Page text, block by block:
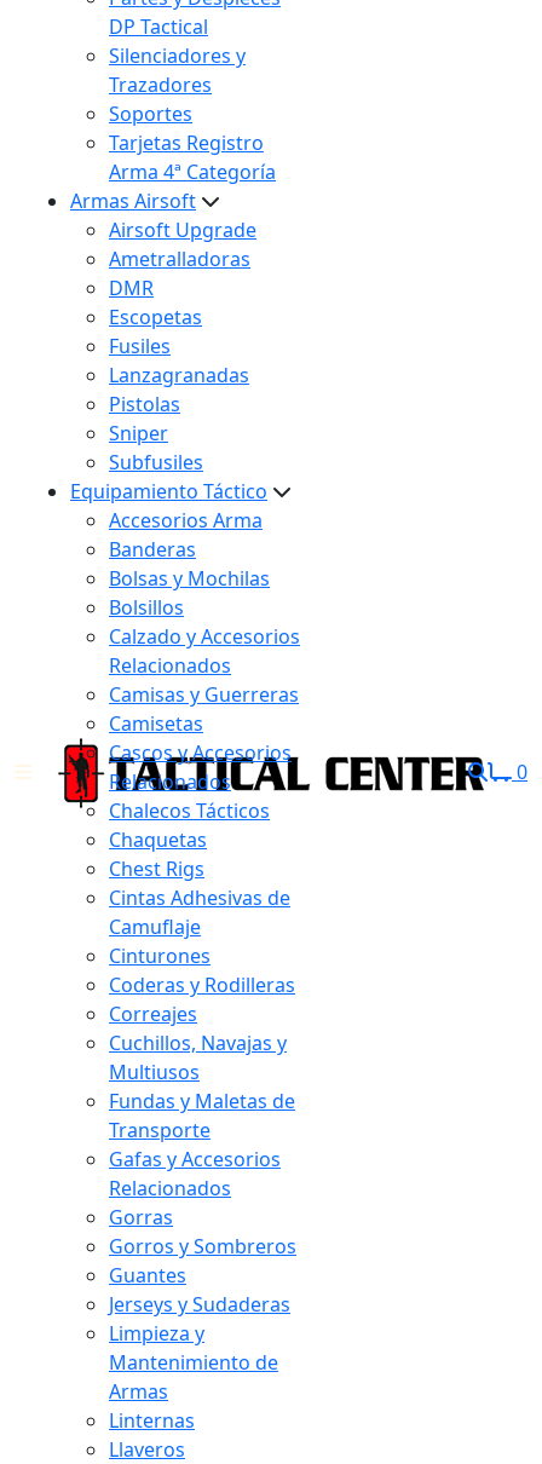
DP Tactical
Silenciadores y
Trazadores
Soportes
Tarjetas Registro
Arma 4ª Categoría
Armas Airsoft
Airsoft Upgrade
Ametralladoras
DMR
Escopetas
Fusiles
Lanzagranadas
Pistolas
Sniper
Subfusiles
Equipamiento Táctico
Accesorios Arma
Banderas
Bolsas y Mochilas
Bolsillos
Calzado y Accesorios
Relacionados
Camisas y Guerreras
Camisetas
Cascos y Accesorios
Relacionados
Chalecos Tácticos
Chaquetas
Chest Rigs
Cintas Adhesivas de
Camuflaje
Cinturones
Coderas y Rodilleras
Correajes
Cuchillos, Navajas y
Multiusos
Fundas y Maletas de
Transporte
Gafas y Accesorios
Relacionados
Gorras
Gorros y Sombreros
Guantes
Jerseys y Sudaderas
Limpieza y
Mantenimiento de
Armas
Linternas
Llaveros
0